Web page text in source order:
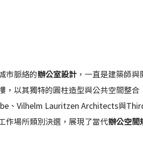
市脈絡的辦公室設計 ，一直是建築師與
以其獨特的圓柱造型與公共空間整合
、Vilhelm Lauritzen Architects與
作場所類別決選，展現了當代辦公空間